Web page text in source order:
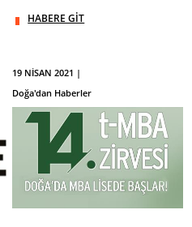
HABERE GİT
19 NİSAN 2021 |
Doğa'dan Haberler